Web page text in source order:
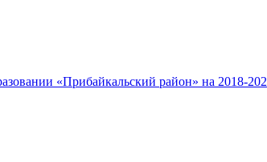
«Прибайкальский район» на 2018-